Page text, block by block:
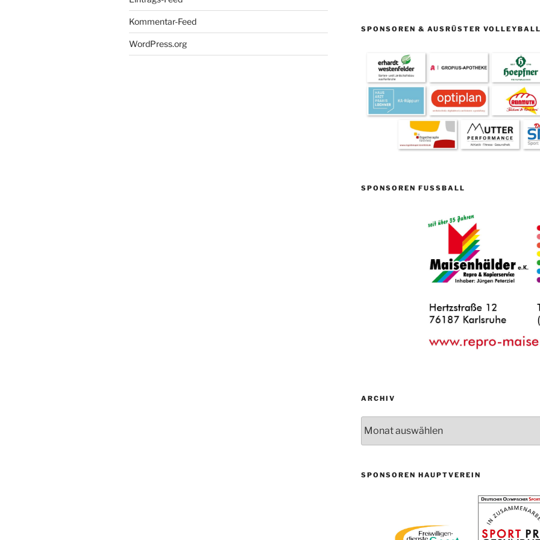
Kommentar-Feed
WordPress.org
SPONSOREN & AUSRÜSTER
SPONSOREN FUSSBALL
ARCHIV
SPONSOREN HAUPTVEREIN